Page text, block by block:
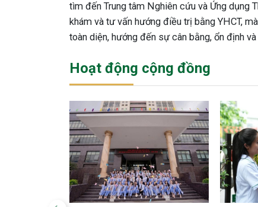
tìm đến Trung tâm Nghiên cứu và Ứng dụng
khám và tư vấn hướng điều trị bằng YHCT,
toàn diện, hướng đến sự cân bằng, ổn định
Hoạt động cộng đồng